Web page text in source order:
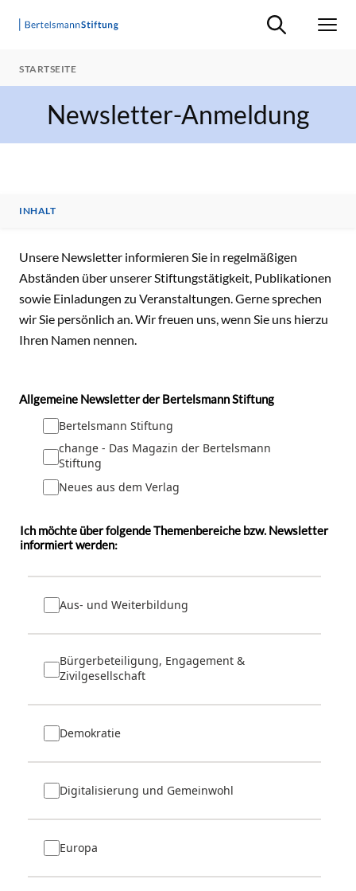
Suche ein-/
STARTSEITE
Newsletter-Anmeldung
INHALT
INHALT
Unsere Newsletter informieren Sie in regelmäßigen
Abständen über unserer Stiftungstätigkeit, Publikationen
sowie Einladungen zu Veranstaltungen. Gerne sprechen
wir Sie persönlich an. Wir freuen uns, wenn Sie uns hierzu
Ihren Namen nennen.
Allgemeine Newsletter der Bertelsmann Stiftung
Bertelsmann Stiftung
change - Das Magazin der Bertelsmann
Stiftung
Neues aus dem Verlag
Ich möchte über folgende Themenbereiche bzw. Newsletter
informiert werden:
Aus- und Weiterbildung
Bürgerbeteiligung, Engagement &
Zivilgesellschaft
Demokratie
Digitalisierung und Gemeinwohl
Europa